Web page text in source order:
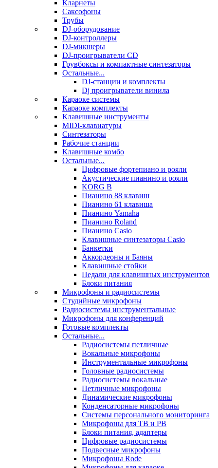
Кларнеты
Саксофоны
Трубы
DJ-оборудование
DJ-контроллеры
DJ-микшеры
DJ-проигрыватели CD
Грувбоксы и компактные синтезаторы
Остальные...
DJ-станции и комплекты
Dj проигрыватели винила
Караоке системы
Караоке комплекты
Клавишные инструменты
MIDI-клавиатуры
Синтезаторы
Рабочие станции
Клавишные комбо
Остальные...
Цифровые фортепиано и рояли
Акустические пианино и рояли
KORG B
Пианино 88 клавиш
Пианино 61 клавиша
Пианино Yamaha
Пианино Roland
Пианино Casio
Клавишные синтезаторы Casio
Банкетки
Аккордеоны и Баяны
Клавишные стойки
Педали для клавишных инструментов
Блоки питания
Микрофоны и радиосистемы
Студийные микрофоны
Радиосистемы инструментальные
Микрофоны для конференций
Готовые комплекты
Остальные...
Радиосистемы петличные
Вокальные микрофоны
Инструментальные микрофоны
Головные радиосистемы
Радиосистемы вокальные
Петличные микрофоны
Динамические микрофоны
Конденсаторные микрофоны
Системы персонального мониторинга
Микрофоны для ТВ и РВ
Блоки питания, адаптеры
Цифровые радиосистемы
Подвесные микрофоны
Микрофоны Rode